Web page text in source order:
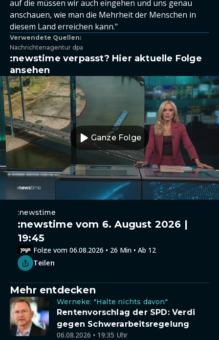
auf die müssen wir auch eingehen und uns genau
anschauen, wie man die Mehrheit der Menschen in
diesem Land erreichen kann."
Verwendete Quellen:
Nachrichtenagentur dpa
:newstime verpasst? Hier aktuelle Folge
ansehen
Ganze Folge
:newstime
:newstime vom 6. August 2026 |
19:45
Folge vom 06.08.2026 • 26 Min • Ab 12
Teilen
Mehr entdecken
Werneke: "Halte nichts davon"
Rentenvorschlag der SPD: Verdi
gegen Schwerarbeitsregelung
06.08.2026 • 19:35 Uhr